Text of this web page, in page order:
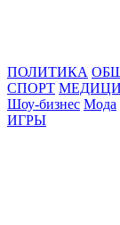
ПОЛИТИКА
СПОРТ
Шоу-бизнес Мода
ИГРЫ